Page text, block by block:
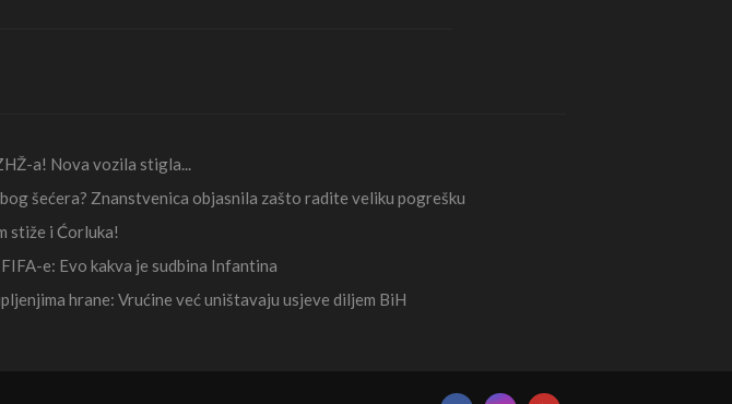
a! Nova vozila stigla...
šećera? Znanstvenica objasnila zašto radite veliku pogrešku
stiže i Ćorluka!
e: Evo kakva je sudbina Infantina
hrane: Vrućine već uništavaju usjeve diljem BiH